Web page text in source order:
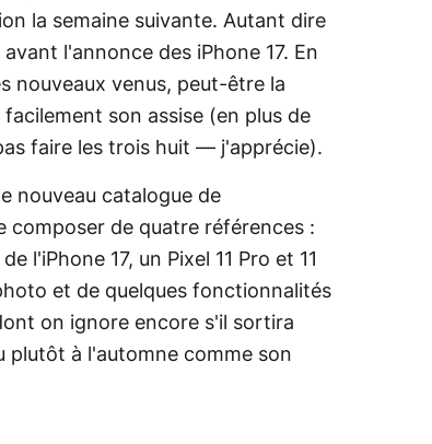
la semaine suivante. Autant dire
l'annonce des iPhone 17. En
nouveaux venus, peut-être la
son assise (en plus de
faire les trois huit — j'apprécie).
nouveau catalogue de
composer de quatre références :
l'iPhone 17, un Pixel 11 Pro et 11
et de quelques fonctionnalités
on ignore encore s'il sortira
plutôt à l'automne comme son